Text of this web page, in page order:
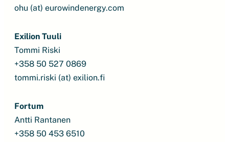
ohu (at) eurowindenergy.com
Exilion Tuuli
Tommi Riski
+358 50 527 0869
tommi.riski (at) exilion.fi
Fortum
Antti Rantanen
+358 50 453 6510